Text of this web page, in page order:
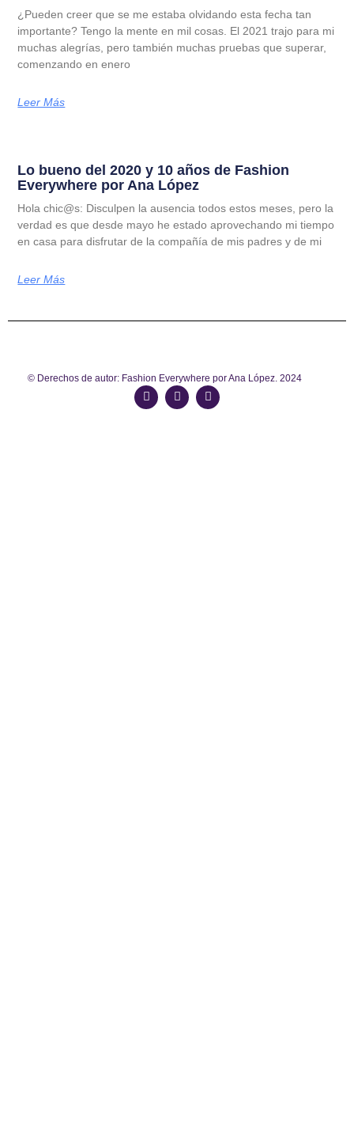
¿Pueden creer que se me estaba olvidando esta fecha tan
importante? Tengo la mente en mil cosas. El 2021 trajo para mi
muchas alegrías, pero también muchas pruebas que superar,
comenzando en enero
Leer Más
Lo bueno del 2020 y 10 años de Fashion
Everywhere por Ana López
Hola chic@s: Disculpen la ausencia todos estos meses, pero la
verdad es que desde mayo he estado aprovechando mi tiempo
en casa para disfrutar de la compañía de mis padres y de mi
Leer Más
© Derechos de autor: Fashion Everywhere por Ana López. 2024